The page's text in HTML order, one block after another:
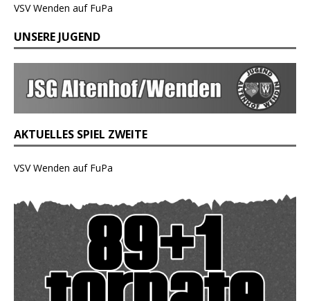
VSV Wenden auf FuPa
UNSERE JUGEND
AKTUELLES SPIEL ZWEITE
VSV Wenden auf FuPa